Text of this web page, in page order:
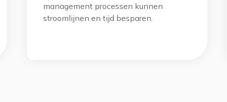
management processen kunnen
stroomlijnen en tijd besparen.